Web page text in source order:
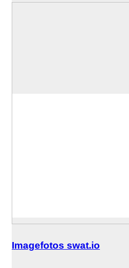
Imagefotos swat.io